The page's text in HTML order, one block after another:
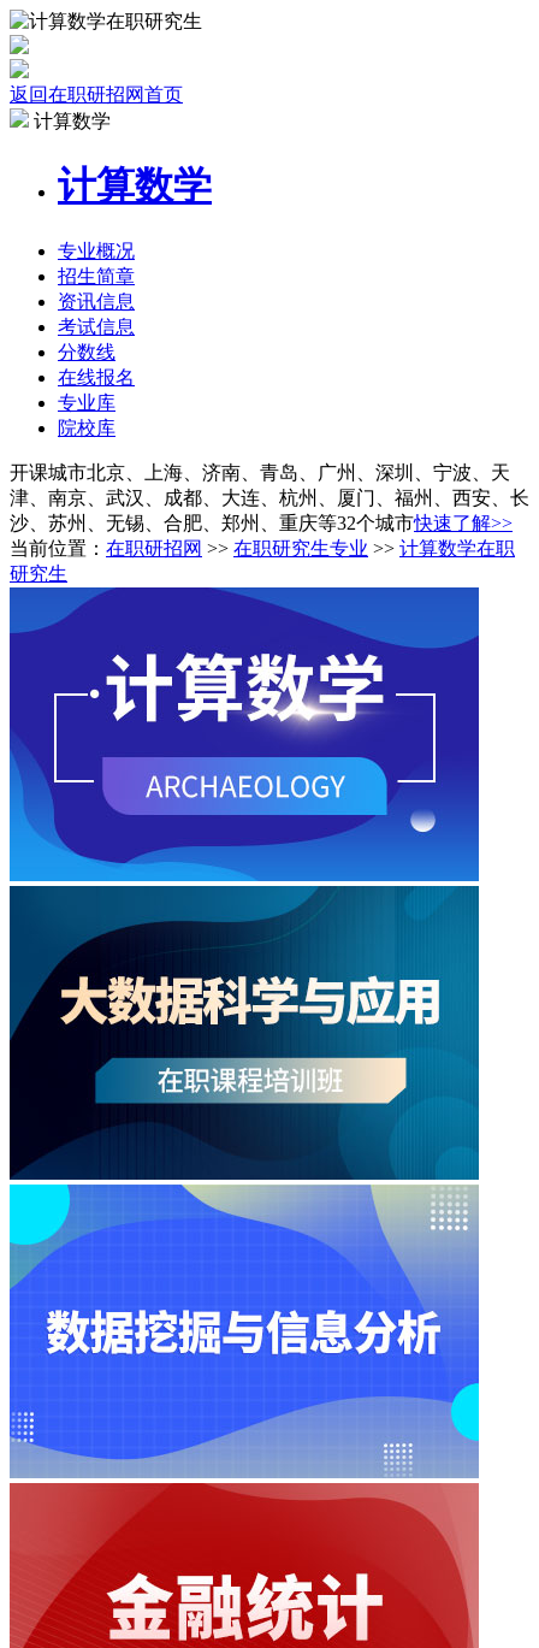
返回在职研招网首页
计算数学
计算数学
专业概况
招生简章
资讯信息
考试信息
分数线
在线报名
专业库
院校库
开课城市北京、上海、济南、青岛、广州、深圳、宁波、天
津、南京、武汉、成都、大连、杭州、厦门、福州、西安、长
沙、苏州、无锡、合肥、郑州、重庆等32个城市快速了解>>
当前位置： 在职研招网 >> 在职研究生专业 >> 计算数学在职
研究生